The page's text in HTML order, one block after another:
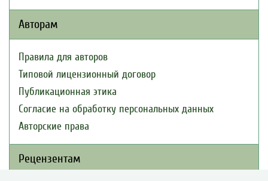
Авторам
Правила для авторов
Типовой лицензионный договор
Публикационная этика
Согласие на обработку персональных данных
Авторские права
Рецензентам